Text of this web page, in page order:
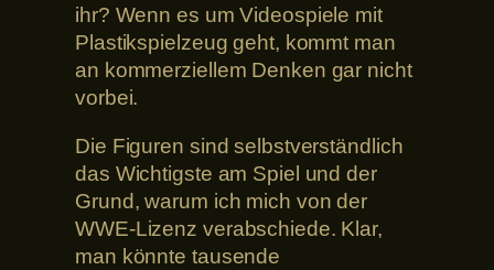
ihr? Wenn es um Videospiele mit
Plastikspielzeug geht, kommt man
an kommerziellem Denken gar nicht
vorbei.
Die Figuren sind selbstverständlich
das Wichtigste am Spiel und der
Grund, warum ich mich von der
WWE-Lizenz verabschiede. Klar,
man könnte tausende